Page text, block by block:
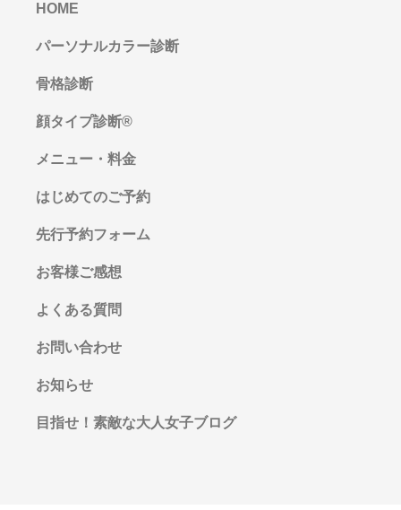
HOME
パーソナルカラー診断
骨格診断
顔タイプ診断®︎
メニュー・料金
はじめてのご予約
先行予約フォーム
お客様ご感想
よくある質問
お問い合わせ
お知らせ
目指せ！素敵な大人女子ブログ